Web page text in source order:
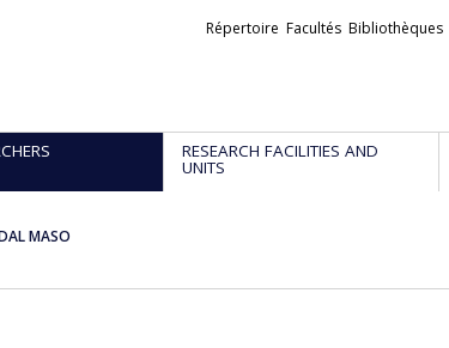
Liens
Répertoire Facultés Bibliothèques
RESEARCH FACILITIES AND
UNITS
MASO